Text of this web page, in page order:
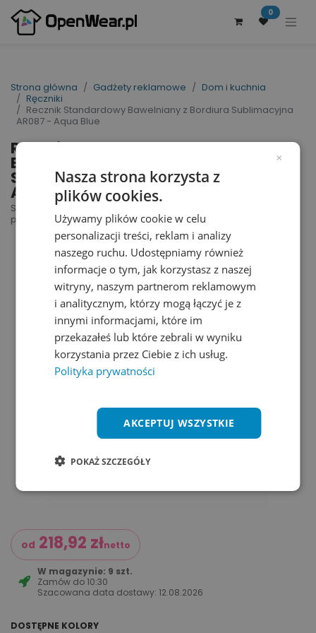
0
Strona główna Gadżety reklamowe
Dom i kuchnia
Ręczniki
Recznik Standardowy Bawelniany z Bordiura Sublimacyjna
AR087 - Aqua Blue
Recznik Standardowy
Bawelniany z Bordiura
Sublimacyjna AR087 -
Aqua Blue
SUBLI-Me® Big Towel | nr art.: AR087 | nr art.
producenta: AR087
od 218,92 złnetto
W magazynie: 9 szt.
Zamów do10:30
Szacowana data dostawy:12.08.2026
DOSTĘPNE KOLORY
×
Nasza strona korzysta z
plików cookies.
Używamy plików cookie w celu
personalizacji treści, reklam i analizy
naszego ruchu. Udostępniamy również
informacje o tym, jak korzystasz z naszej
witryny, naszym partnerom reklamowym
i analitycznym, którzy mogą łączyć je z
innymi informacjami, które im
przekazałeś lub które zebrali w wyniku
korzystania przez Ciebie z ich usług.
Polityka prywatności
AKCEPTUJ WSZYSTKIE
POKAŻ SZCZEGÓŁY